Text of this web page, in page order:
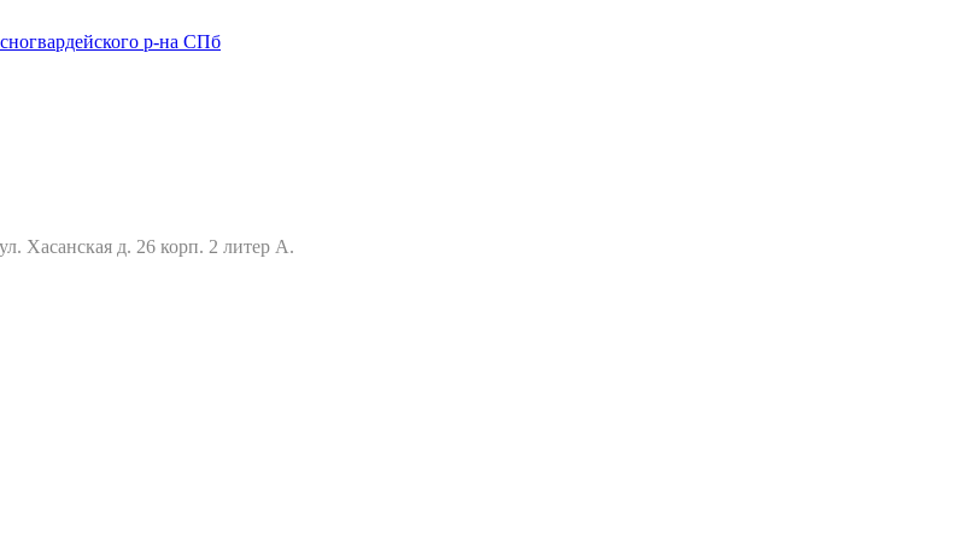
Хасанская д. 26 корп. 2 литер А.